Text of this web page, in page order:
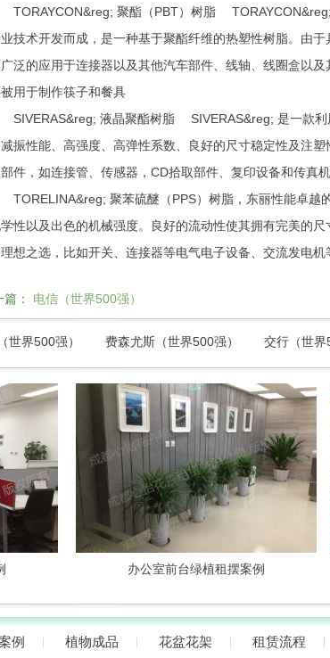
TORAYCON&reg; 聚酯（PBT）树脂
技术开发而成，是一种基于聚酯纤维的热塑性树脂。由
泛的应用于连接器以及其他汽车部件、线轴、线圈盒以
用于制作筷子和餐具
SIVERAS&reg; 液晶聚酯树脂 SIVERAS&reg; 是一款
振性能、高强度、高弹性系数、良好的尺寸稳定性及注
件，如连接管、传感器，CD拾取部件、复印设备和传真
TORELINA&reg; 聚苯硫醚（PPS）树脂，东丽性能卓
性以及出色的机械强度。良好的流动性使其拥有完美的
想之选，比如开关、连接器等电气电子设备、交流发电
篇： 电信（世界500强）
世界500强） 费森尤斯（世界500强） 交行（世界
办公室前台绿植租摆案例
例 植物成品 花盆花架 租赁流程